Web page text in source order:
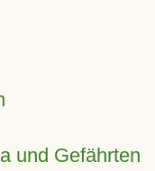
und Gefährten